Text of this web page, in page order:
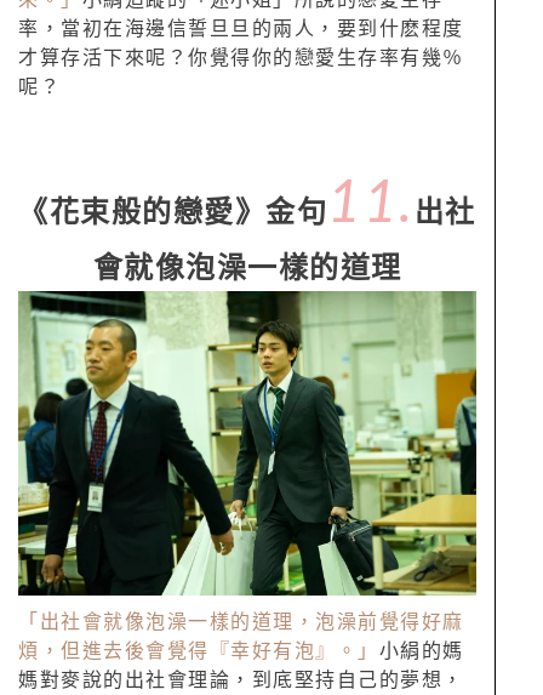
率，當初在海邊信誓旦旦的兩人，要到什麽程度
才算存活下來呢？你覺得你的戀愛生存率有幾％
呢？
《花束般的戀愛》金句 11. 出社
會就像泡澡一樣的道理
「出社會就像泡澡一樣的道理，泡澡前覺得好麻
煩，但進去後會覺得『幸好有泡』。」 小絹的媽
媽對麥說的出社會理論，到底堅持自己的夢想，